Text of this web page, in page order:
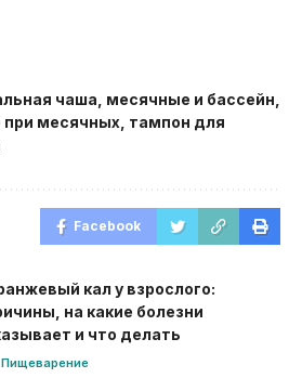
чаша месячные и бассейн
при месячных тампон для
Facebook
кал у взрослого:
на какие болезни
и что делать
Пищеварение